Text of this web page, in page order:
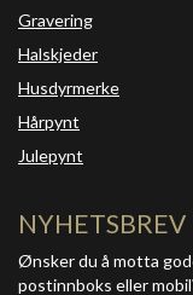
Gravering
Halskjeder
Husdyrmerke
Hårpynt
Julepynt
NYHETSBREV
Ønsker du å motta
postinnboks eller